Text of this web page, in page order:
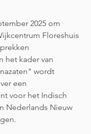
2025 om
Floreshuis
het kader van
wordt
een
voor het Indisch
Nederlands Nieuw